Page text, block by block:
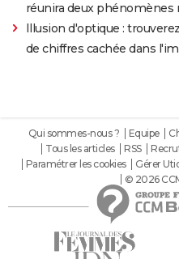
réunira deux phénomènes
Illusion d'optique :
de chiffres cachée dans
Qui sommes-nous ? Equipe
Tous les articles
RSS
Paramétrer les cookies
Gérer
© 2026